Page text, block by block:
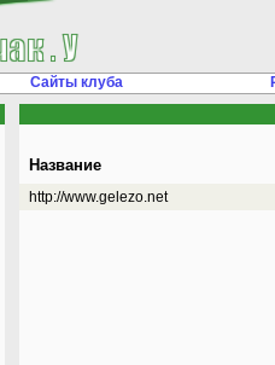
Сайты клуба
Название
http://www.gelezo.net